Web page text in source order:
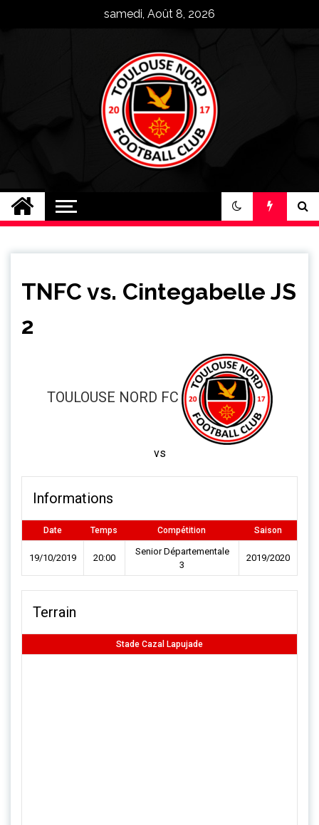
samedi, Août 8, 2026
Toulouse Nord FC
Plus qu'un club, une famille !
TNFC vs. Cintegabelle JS
2
TOULOUSE NORD FC
vs
Informations
Date Temps Compétition Saison
19/10/2019 20:00
Senior Départementale
3
2019/2020
Terrain
Stade Cazal Lapujade